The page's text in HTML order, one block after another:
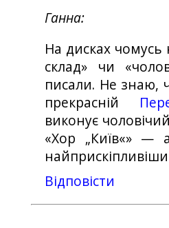
Ганна
На дисках
склад» чи
писали. Не знаю,
прекрасній
виконує
«Хор „Київ«»
Відповіcти